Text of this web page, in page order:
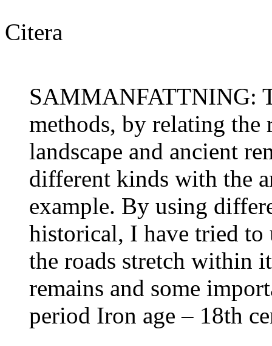
Citera
SAMMANFATTNING:
methods, by relating the
landscape and ancient
different kinds with the
example. By using
historical, I have tried to
the roads stretch within
remains and some
period Iron age – 18th